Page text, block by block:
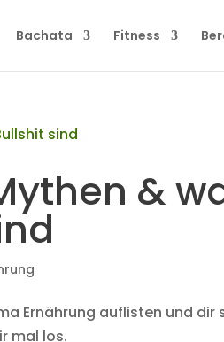
Bachata Fitness
&
Ernährung auflisten und
mal los.